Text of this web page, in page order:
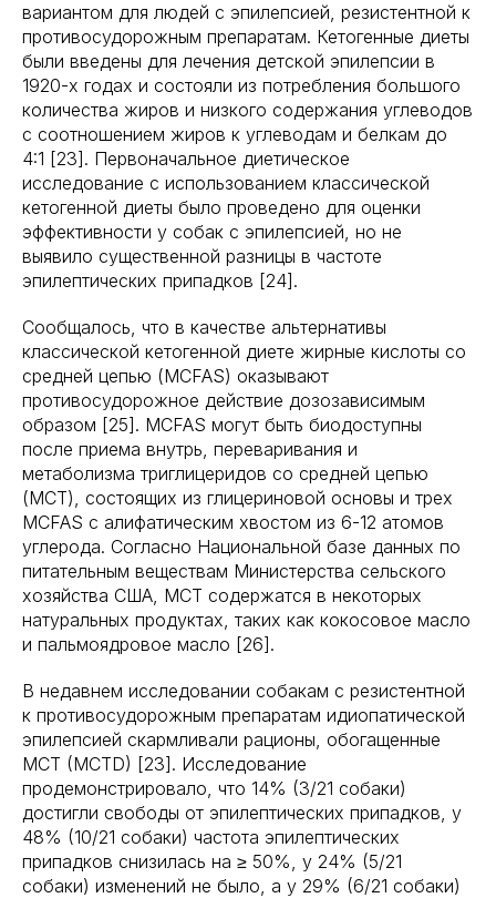
вариантом для людей с эпилепсией, резистентной к
противосудорожным препаратам. Кетогенные диеты
были введены для лечения детской эпилепсии в
1920-х годах и состояли из потребления большого
количества жиров и низкого содержания углеводов
с соотношением жиров к углеводам и белкам до
4:1 [23]. Первоначальное диетическое
исследование с использованием классической
кетогенной диеты было проведено для оценки
эффективности у собак с эпилепсией, но не
выявило существенной разницы в частоте
эпилептических припадков [24].
Сообщалось, что в качестве альтернативы
классической кетогенной диете жирные кислоты со
средней цепью (MCFAS) оказывают
противосудорожное действие дозозависимым
образом [25]. MCFAS могут быть биодоступны
после приема внутрь, переваривания и
метаболизма триглицеридов со средней цепью
(MCT), состоящих из глицериновой основы и трех
MCFAS с алифатическим хвостом из 6-12 атомов
углерода. Согласно Национальной базе данных по
питательным веществам Министерства сельского
хозяйства США, MCT содержатся в некоторых
натуральных продуктах, таких как кокосовое масло
и пальмоядровое масло [26].
В недавнем исследовании собакам с резистентной
к противосудорожным препаратам идиопатической
эпилепсией скармливали рационы, обогащенные
MCT (MCTD) [23]. Исследование
продемонстрировало, что 14% (3/21 собаки)
достигли свободы от эпилептических припадков, у
48% (10/21 собаки) частота эпилептических
припадков снизилась на ≥ 50%, у 24% (5/21
собаки) изменений не было, а у 29% (6/21 собаки)